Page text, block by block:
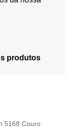
produtos
5168 Couro